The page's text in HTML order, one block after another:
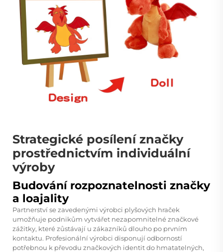
Strategické posílení značky
prostřednictvím individuální
výroby
Budování rozpoznatelnosti značky
a loajality
Partnerství se zavedenými výrobci plyšových hraček
umožňuje podnikům vytvářet nezapomnitelné značkové
zážitky, které zůstávají u zákazníků dlouho po prvním
kontaktu. Profesionální výrobci disponují odborností
potřebnou k převodu značkových identit do hmatatelných,